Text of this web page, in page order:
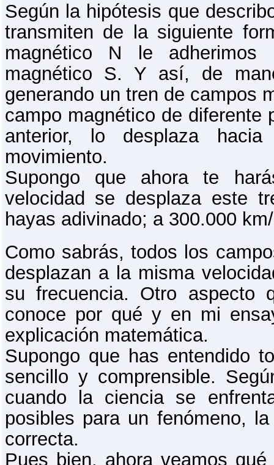
Según la hipótesis que
transmiten de la siguiente
magnético N le adherimos
magnético S. Y así, de
generando un tren de campos
campo magnético de diferente
anterior, lo desplaza
movimiento.
Supongo que ahora te
velocidad se desplaza este
hayas adivinado; a 300.000
Como sabrás, todos los
desplazan a la misma
su frecuencia. Otro aspecto
conoce por qué y en mi
explicación matemática.
Supongo que has entendido
sencillo y comprensible.
cuando la ciencia se
posibles para un fenómeno,
correcta.
Pues bien, ahora veamos